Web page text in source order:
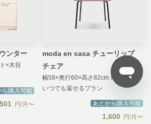
ンター
×木目
ら購入可能
円/月〜
moda en casa チューリップ
チェア
幅58×奥行60×高さ82cm ローズ
いつでも返せるプラン
あとから購入可能
1,600 円/月〜